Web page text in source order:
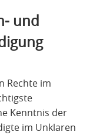
und
Rechte im
Kenntnis der
im Unklaren